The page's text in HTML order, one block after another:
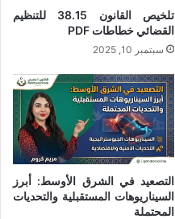
تلخيص القانون 38.15 للتنظيم
القضائي خطاطات PDF
سبتمبر 10, 2025
التصعيد في الشرق الأوسط: أبرز
السيناريوهات المستقبلية والتحديات
المحتملة